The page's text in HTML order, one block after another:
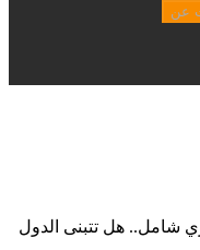
هل تتبنى الدول